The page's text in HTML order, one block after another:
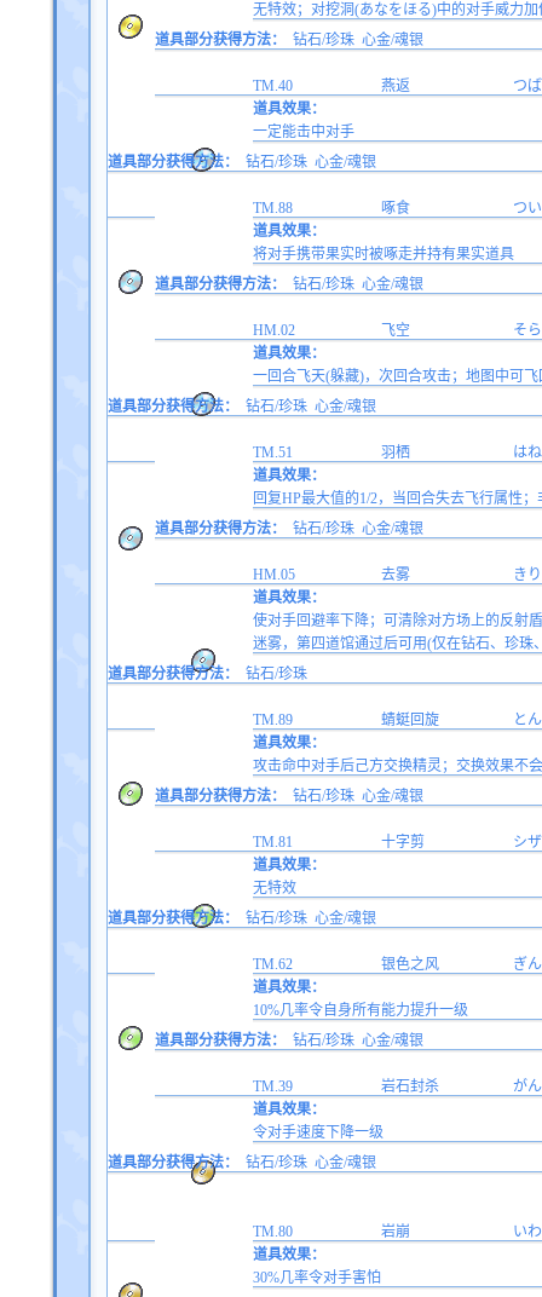
无特效；对挖洞(あなをほる)中的对手威力加
道具部分获得方法：
钻石/珍珠 心金/魂银
TM.40 燕返
つ
道具效果：
一定能击中对手
道具部分获得方法：
钻石/珍珠 心金/魂银
TM.88 啄食
つ
道具效果：
将对手携带果实时被啄走并持有果实道具
道具部分获得方法：
钻石/珍珠 心金/魂银
HM.02 飞空
そ
道具效果：
一回合飞天(躲藏)，次回合攻击；地图中可
道具部分获得方法：
钻石/珍珠 心金/魂银
TM.51 羽栖
は
道具效果：
回复HP最大值的1/2，当回合失去飞行属性
道具部分获得方法：
钻石/珍珠 心金/魂银
HM.05 去雾
き
道具效果：
使对手回避率下降；可清除对方场上的反射
迷雾，第四道馆通过后可用(仅在钻石、珍珠
道具部分获得方法：
钻石/珍珠
TM.89 蜻蜓回旋
と
道具效果：
攻击命中对手后己方交换精灵；交换效果不
道具部分获得方法：
钻石/珍珠 心金/魂银
TM.81 十字剪
シ
道具效果：
无特效
道具部分获得方法：
钻石/珍珠 心金/魂银
TM.62 银色之风
ぎ
道具效果：
10%几率令自身所有能力提升一级
道具部分获得方法：
钻石/珍珠 心金/魂银
TM.39 岩石封杀
が
道具效果：
令对手速度下降一级
道具部分获得方法：
钻石/珍珠 心金/魂银
TM.80 岩崩
い
道具效果：
30%几率令对手害怕